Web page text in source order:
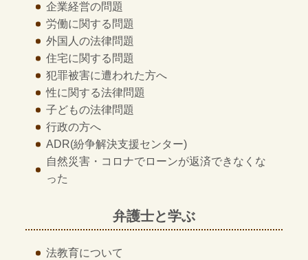
企業経営の問題
労働に関する問題
外国人の法律問題
住宅に関する問題
犯罪被害に遭われた方へ
性に関する法律問題
子どもの法律問題
行政の方へ
ADR(紛争解決支援センター)
自然災害・コロナでローンが返済できなくな
った
弁護士と学ぶ
法教育について